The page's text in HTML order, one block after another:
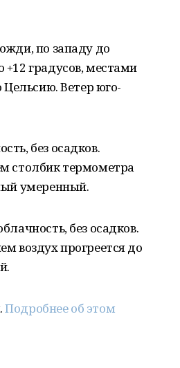
по западу до
+12 градусов, местами
Цельсию. Ветер юго-
без осадков.
столбик термометра
умеренный.
без осадков.
воздух прогреется до
Подробнее об этом